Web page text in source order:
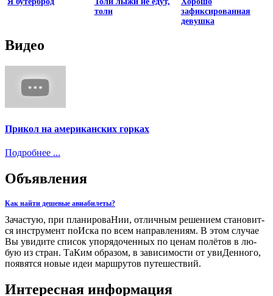
толи
зафиксированная
девушка
Видео
Прикол на американских горках
Подробнее ...
Объявления
Как найти дешевые авиабилеты?
За­ча­стую, при пла­ни­ро­ва­Нии, от­лич­ным ре­ше­ни­ем ста­но­вит­
ся ин­стру­мент по­Ис­ка по всем на­прав­ле­ни­ям. В этом слу­чае
Вы уви­ди­те спи­сок упо­ря­до­чен­ных по це­нам по­лё­тов в лю­
бую из стран. Та­Ким об­ра­зом, в за­ви­си­мо­сти от уви­Ден­но­го,
по­явят­ся но­вые идеи марш­ру­тов пу­те­ше­ствий.
Интересная информация